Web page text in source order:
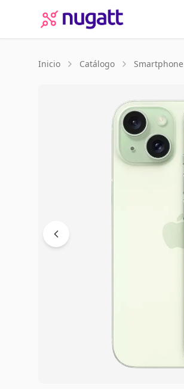
Inicio Catálogo Smartphone